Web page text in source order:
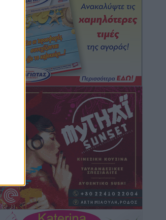
Τοπικές Ειδήσεις• πριν 5 ώρες
Iατρικός Σύλλογος Ροδου προς Α.
Γεωργιάδη: Στρατηγικές Προτάσεις για
την Ενίσχυση της Δημόσιας Υγείας στη
Νησιωτική Ελλάδα και στα
Νοσοκομεία της Γ΄ Ζώνης
Τοπικές Ειδήσεις• πριν 5 ώρες
Πάνθηρες: Ξεκίνησαν αισιόδοξοι για
την παρθενική “πτήση” τους
Αθλητικά• πριν 5 ώρες
Άρης Αρχαγγέλου: Στο πλευρό του
άτυχου Ιάκωβου Θωμά
Αθλητικά• πριν 5 ώρες